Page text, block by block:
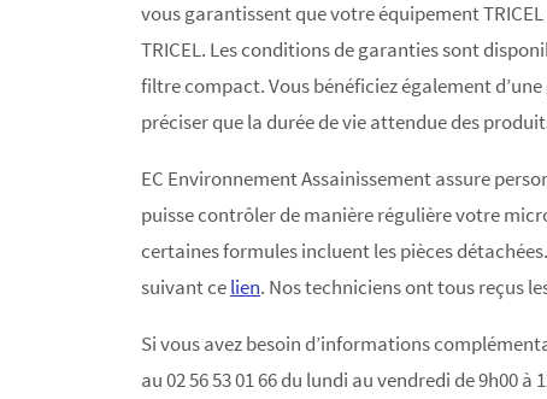
vous garantissent que votre équipement
TRICEL. Les conditions de garanties sont
filtre compact. Vous bénéficiez également
préciser que la durée de vie attendue des
EC Environnement Assainissement assure
puisse contrôler de manière régulière votre
certaines formules incluent les pièces
suivant celien. Nos techniciens ont tous reçus
Si vous avez besoin d’informations
au 02 56 53 01 66 du lundi au vendredi de 9h00 à